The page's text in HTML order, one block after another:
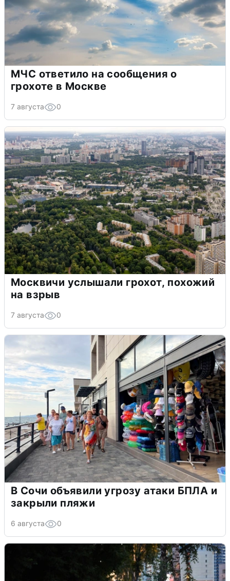
МЧС ответило на сообщения о
грохоте в Москве
7 августа 0
Москвичи услышали грохот, похожий
на взрыв
7 августа 0
В Сочи объявили угрозу атаки БПЛА и
закрыли пляжи
6 августа 0